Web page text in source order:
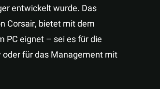
entwickelt wurde. Das
Corsair, bietet mit dem
PC eignet – sei es für die
für das Management mit